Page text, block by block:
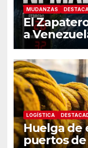
MUDANZAS
El
a
LOGÍSTICA
Huelga de
puertos de